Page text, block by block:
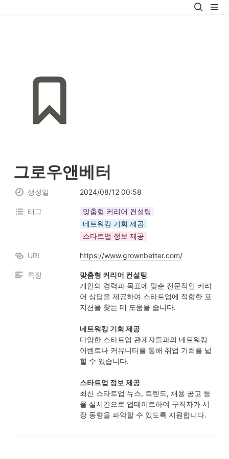
그로우앤베터
생성일 2024/08/12 00:58
태그
맞춤형 커리어 컨설팅
네트워킹 기회 제공
스타트업 정보 제공
URL https://www.grownbetter.com/
특징
개인의 경력과 목표에 맞춘 전문적인 커리
어 상담을 제공하여 스타트업에 적합한 포
지션을 찾는 데 도움을 줍니다.
다양한 스타트업 관계자들과의 네트워킹
이벤트나 커뮤니티를 통해 취업 기회를 넓
힐 수 있습니다.
최신 스타트업 뉴스, 트렌드, 채용 공고 등
을 실시간으로 업데이트하여 구직자가 시
장 동향을 파악할 수 있도록 지원합니다.